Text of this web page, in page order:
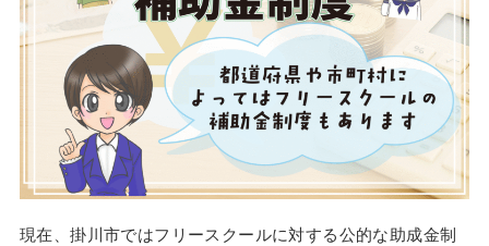
現在、掛川市ではフリースクールに対する公的な助成金制